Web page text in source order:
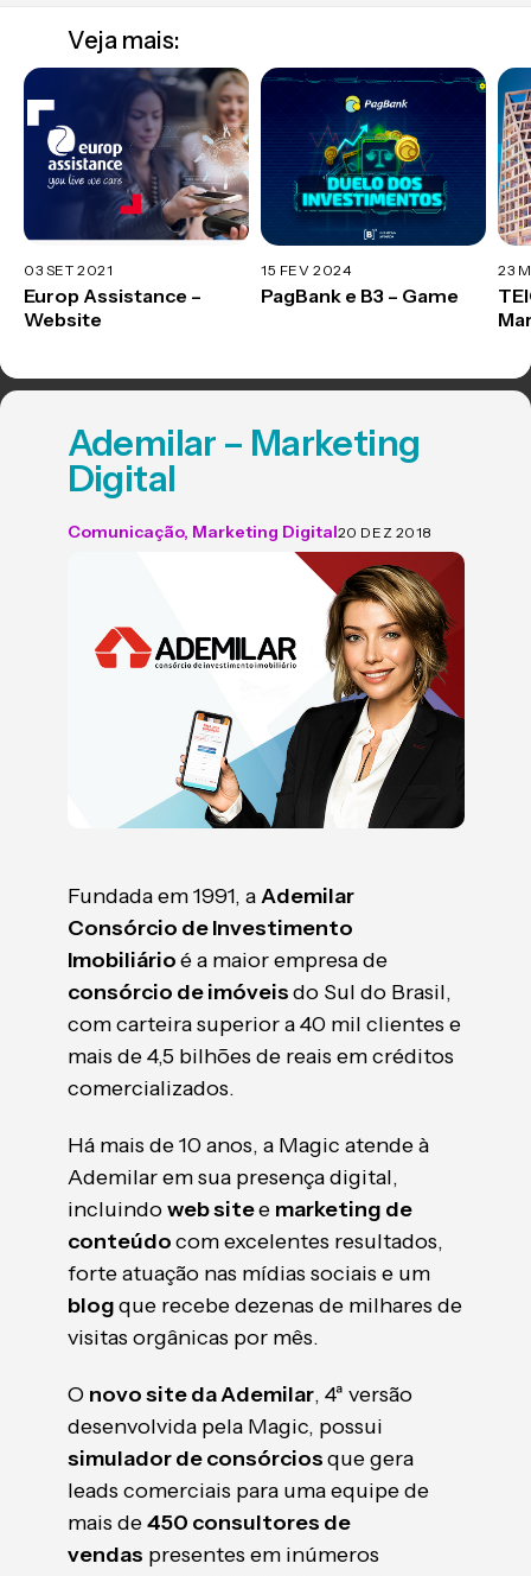
Veja mais:
03 SET 2021
Europ Assistance –
Website
15 FEV 2024
PagBank e B3 – Game
23
Ademilar – Marketing
Digital
Comunicação, Marketing Digital20 DEZ 2018
Fundada em 1991, aAdemilar
Consórcio de Investimento
Imobiliárioé a maior empresa de
consórcio de imóveisdo Sul do Brasil,
com carteira superior a 40 mil clientes e
mais de 4,5 bilhões de reais em créditos
comercializados.
Há mais de 10 anos, a Magic atende à
Ademilar em sua presença digital,
incluindoweb sitee marketing de
conteúdocom excelentes resultados,
forte atuação nas mídias sociais e um
blogque recebe dezenas de milhares de
visitas orgânicas por mês.
O novo site da Ademilar, 4ª versão
desenvolvida pela Magic, possui
simulador de consórciosque gera
leads comerciais para uma equipe de
mais de450 consultores de
vendas presentes em inúmeros